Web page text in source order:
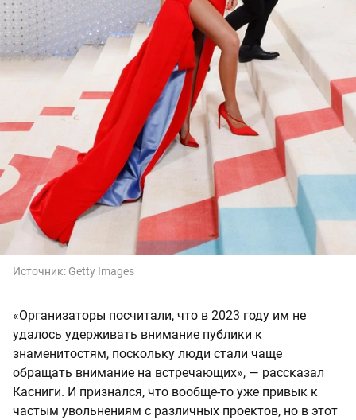
Источник: Getty Images
«Организаторы посчитали, что в 2023 году им не
удалось удерживать внимание публики к
знаменитостям, поскольку люди стали чаще
обращать внимание на встречающих», — рассказал
Касниги. И признался, что вообще-то уже привык к
частым увольнениям с различных проектов, но в этот